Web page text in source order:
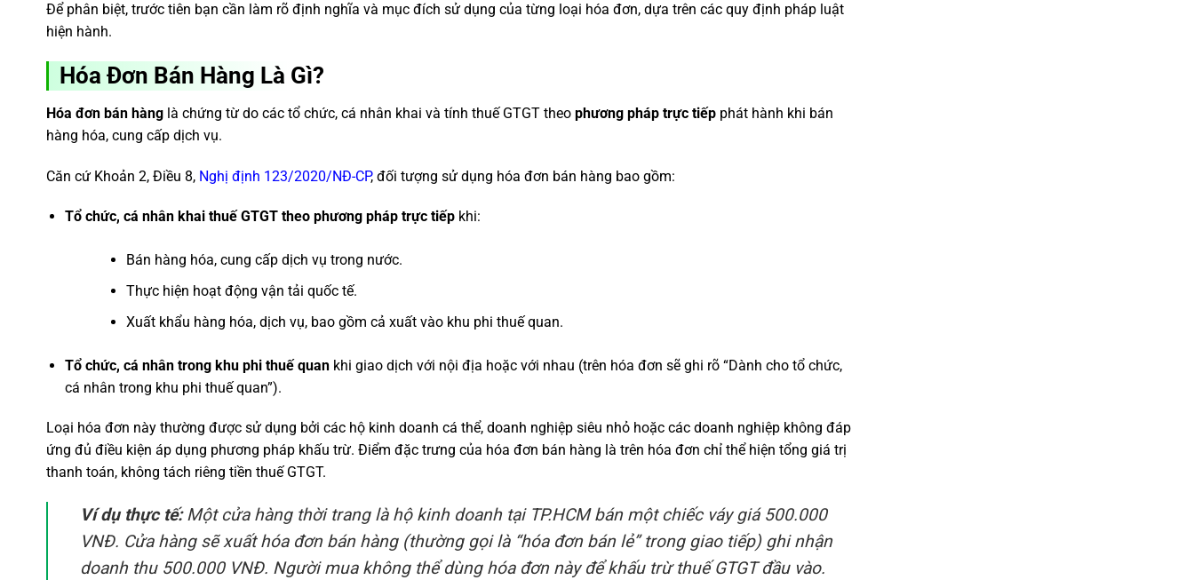
Để phân biệt, trước tiên bạn cần làm rõ định nghĩa và mục đích sử dụng của từng loại hóa đơn, dựa trên các quy định pháp luật
hiện hành.
Hóa Đơn Bán Hàng Là Gì?
Hóa đơn bán hàng là chứng từ do các tổ chức, cá nhân khai và tính thuế GTGT theo phương pháp trực tiếp phát hành khi bán
hàng hóa, cung cấp dịch vụ.
Căn cứ Khoản 2, Điều 8, Nghị định 123/2020/NĐ-CP, đối tượng sử dụng hóa đơn bán hàng bao gồm:
Tổ chức, cá nhân khai thuế GTGT theo phương pháp trực tiếpkhi:
Bán hàng hóa, cung cấp dịch vụ trong nước.
Thực hiện hoạt động vận tải quốc tế.
Xuất khẩu hàng hóa, dịch vụ, bao gồm cả xuất vào khu phi thuế quan.
Tổ chức, cá nhân trong khu phi thuế quankhi giao dịch với nội địa hoặc với nhau (trên hóa đơn sẽ ghi rõ “Dành cho tổ chức,
cá nhân trong khu phi thuế quan”).
Loại hóa đơn này thường được sử dụng bởi các hộ kinh doanh cá thể, doanh nghiệp siêu nhỏ hoặc các doanh nghiệp không đáp
ứng đủ điều kiện áp dụng phương pháp khấu trừ. Điểm đặc trưng của hóa đơn bán hàng là trên hóa đơn chỉ thể hiện tổng giá trị
thanh toán, không tách riêng tiền thuế GTGT.
Ví dụ thực tế:Một cửa hàng thời trang là hộ kinh doanh tại TP.HCM bán một chiếc váy giá 500.000
VNĐ. Cửa hàng sẽ xuất hóa đơn bán hàng (thường gọi là “hóa đơn bán lẻ” trong giao tiếp)ghi nhận
doanh thu 500.000 VNĐ. Người mua không thể dùng hóa đơn này để khấu trừ thuế GTGT đầu vào.